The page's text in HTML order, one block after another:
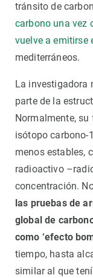
tránsito de
carbono una vez
vuelve a emitirse
mediterráneos.
La investigadora
parte de la
Normalmente, su
isótopo carbono-
menos estables,
radioactivo
concentración.
las pruebas de
global de
como ‘efecto
tiempo, hasta
similar al que